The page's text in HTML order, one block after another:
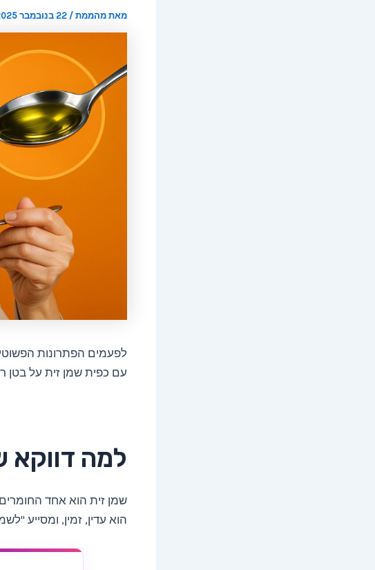
מאתמהממת/22 בנובמבר 2025
לפעמים הפתרונות
עם כפית שמן זית על בטן
למה דווקא
שמן זית הוא אחד
הוא עדין, זמין, ומסייע